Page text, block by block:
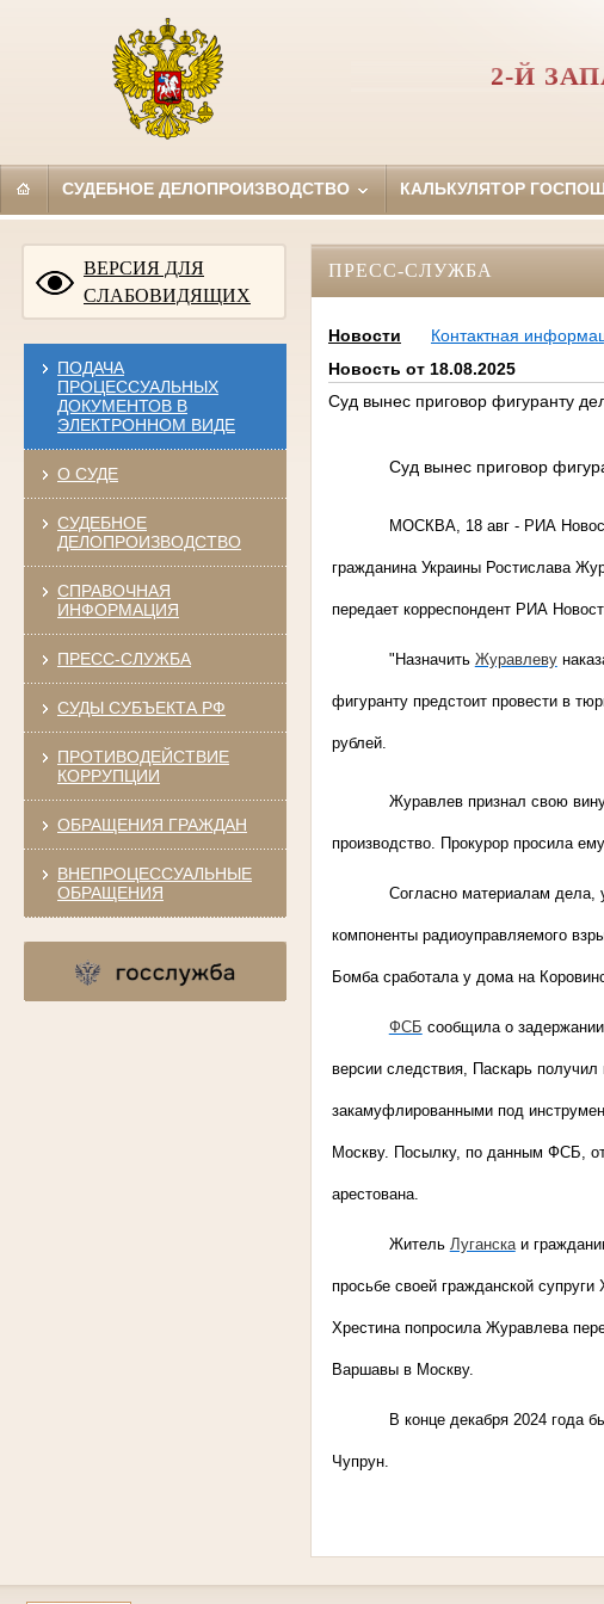
2-Й
СУДЕБНОЕ ДЕЛОПРОИЗВОДСТВО КАЛЬКУЛЯТОР
ВЕРСИЯ ДЛЯ
СЛАБОВИДЯЩИХ
ПОДАЧА
ПРОЦЕССУАЛЬНЫХ
ДОКУМЕНТОВ В
ЭЛЕКТРОННОМ ВИДЕ
О СУДЕ
СУДЕБНОЕ
ДЕЛОПРОИЗВОДСТВО
СПРАВОЧНАЯ
ИНФОРМАЦИЯ
ПРЕСС-СЛУЖБА
СУДЫ СУБЪЕКТА РФ
ПРОТИВОДЕЙСТВИЕ
КОРРУПЦИИ
ОБРАЩЕНИЯ ГРАЖДАН
ВНЕПРОЦЕССУАЛЬНЫЕ
ОБРАЩЕНИЯ
ПРЕСС-СЛУЖБА
Новости
Контактная
Новость от 18.08.2025
Суд вынес приговор фигуранту
Суд вынес приговор
МОСКВА, 18 авг - РИА
гражданина Украины Ростислава
передает корреспондент РИА
"Назначить Журавлеву
фигуранту предстоит провести в
рублей.
Журавлев признал свою
производство. Прокурор просила
Согласно материалам дела,
компоненты радиоуправляемого
Бомба сработала у дома на
ФСБ сообщила о
версии следствия, Паскарь получил
закамуфлированными под
Москву. Посылку, по данным ФСБ,
арестована.
Житель Луганскаи
просьбе своей гражданской
Хрестина попросила Журавлева
Варшавы в Москву.
В конце декабря 2024 года
Чупрун.